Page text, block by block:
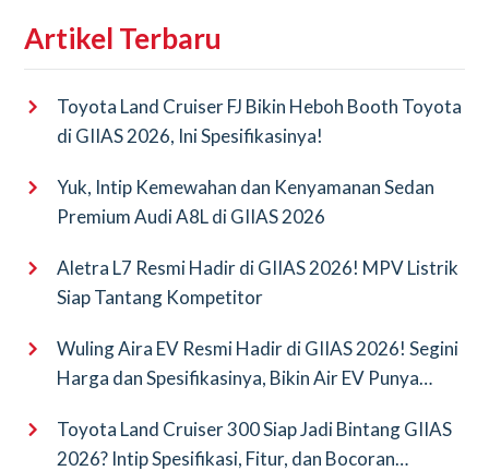
Artikel Terbaru
Toyota Land Cruiser FJ Bikin Heboh Booth Toyota
di GIIAS 2026, Ini Spesifikasinya!
Yuk, Intip Kemewahan dan Kenyamanan Sedan
Premium Audi A8L di GIIAS 2026
Aletra L7 Resmi Hadir di GIIAS 2026! MPV Listrik
Siap Tantang Kompetitor
Wuling Aira EV Resmi Hadir di GIIAS 2026! Segini
Harga dan Spesifikasinya, Bikin Air EV Punya
Toyota Land Cruiser 300 Siap Jadi Bintang GIIAS
2026? Intip Spesifikasi, Fitur, dan Bocoran